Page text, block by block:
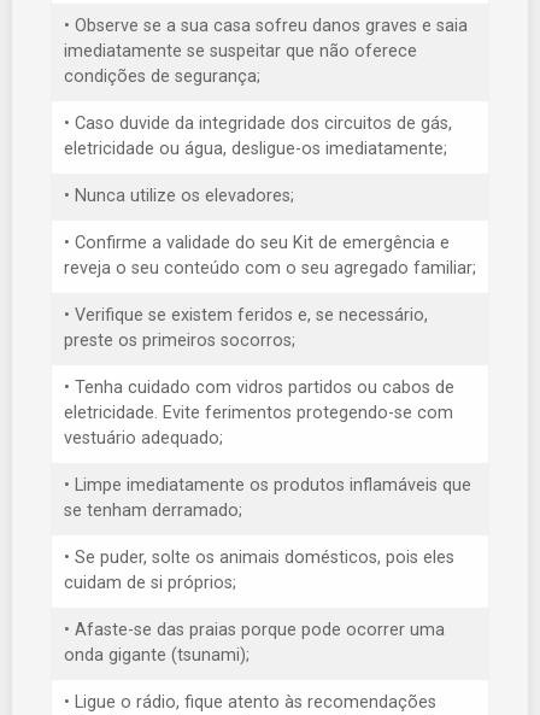
• Observe se a sua casa sofreu danos graves e saia
imediatamente se suspeitar que não oferece
condições de segurança;
• Caso duvide da integridade dos circuitos de gás,
eletricidade ou água, desligue-os imediatamente;
• Nunca utilize os elevadores;
• Confirme a validade do seu Kit de emergência e
reveja o seu conteúdo com o seu agregado familiar;
• Verifique se existem feridos e, se necessário,
preste os primeiros socorros;
• Tenha cuidado com vidros partidos ou cabos de
eletricidade. Evite ferimentos protegendo-se com
vestuário adequado;
• Limpe imediatamente os produtos inflamáveis que
se tenham derramado;
• Se puder, solte os animais domésticos, pois eles
cuidam de si próprios;
• Afaste-se das praias porque pode ocorrer uma
onda gigante (tsunami);
• Ligue o rádio, fique atento às recomendações